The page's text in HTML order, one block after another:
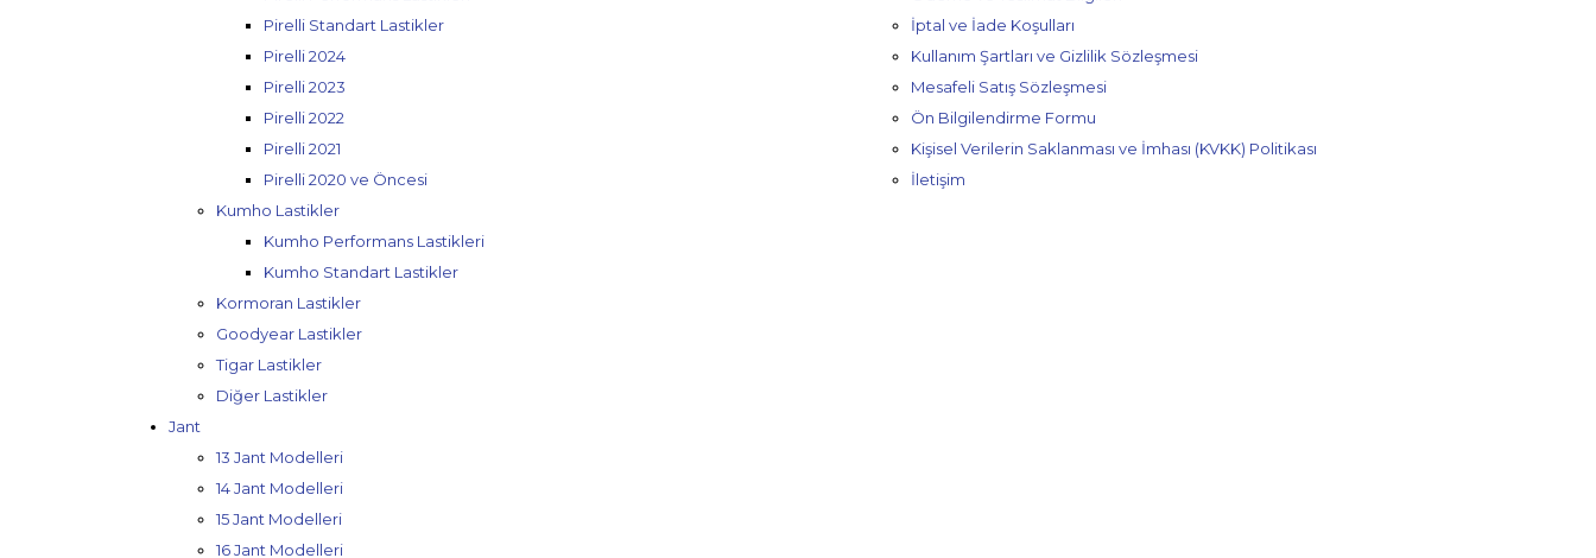
Pirelli Standart Lastikler
Pirelli 2024
Pirelli 2023
Pirelli 2022
Pirelli 2021
Pirelli 2020 ve Öncesi
Kumho Lastikler
Kumho Performans Lastikleri
Kumho Standart Lastikler
Kormoran Lastikler
Goodyear Lastikler
Tigar Lastikler
Diğer Lastikler
Jant
13 Jant Modelleri
14 Jant Modelleri
15 Jant Modelleri
16 Jant Modelleri
İptal ve İade Koşulları
Kullanım Şartları ve Gizlilik Sözleşmesi
Mesafeli Satış Sözleşmesi
Ön Bilgilendirme Formu
Kişisel Verilerin Saklanması ve İmhası (KVKK) Politikası
İletişim